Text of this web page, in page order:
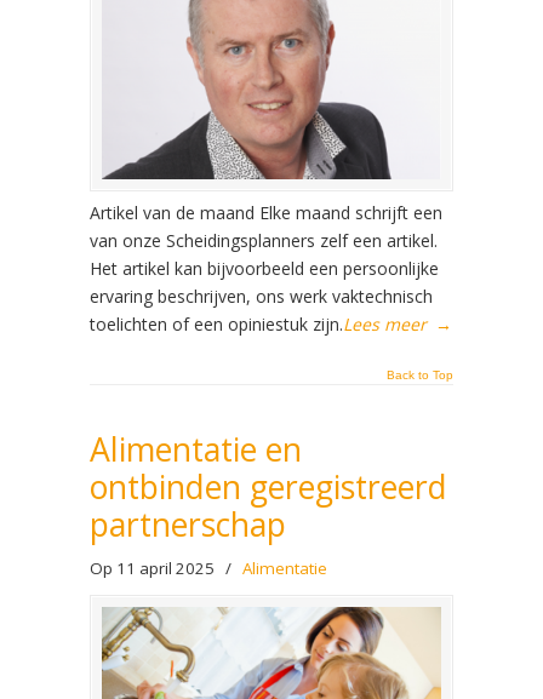
Artikel van de maand Elke maand schrijft een
van onze Scheidingsplanners zelf een artikel.
Het artikel kan bijvoorbeeld een persoonlijke
ervaring beschrijven, ons werk vaktechnisch
toelichten of een opiniestuk zijn.Lees meer →
Back to Top
Alimentatie en
ontbinden geregistreerd
partnerschap
Op 11 april 2025 / Alimentatie